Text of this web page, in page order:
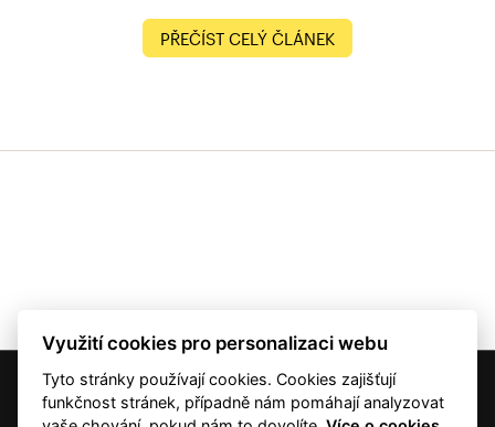
PŘEČÍST CELÝ ČLÁNEK
© 2001 — 2026 Copyright CMI News a dodavatelé obsahu. |
Využití cookies pro personalizaci webu
Tyto stránky používají cookies. Cookies zajišťují
funkčnost stránek, případně nám pomáhají analyzovat